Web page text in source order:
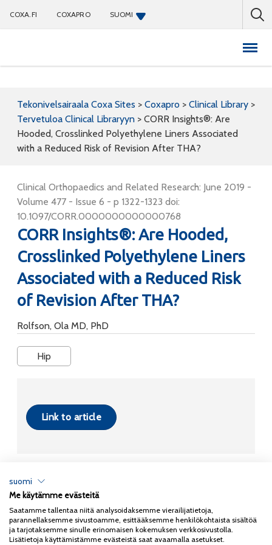
COXA.FI COXAPRO SUOMI
Tekonivelsairaala Coxa Sites > Coxapro > Clinical Library >
Tervetuloa Clinical Libraryyn > CORR Insights®: Are
Hooded, Crosslinked Polyethylene Liners Associated
with a Reduced Risk of Revision After THA?
Clinical Orthopaedics and Related Research: June 2019 -
Volume 477 - Issue 6 - p 1322-1323 doi:
10.1097/CORR.0000000000000768
CORR Insights®: Are Hooded,
Crosslinked Polyethylene Liners
Associated with a Reduced Risk
of Revision After THA?
Rolfson, Ola MD, PhD
Hip
Link to article
Copyright 2026Coxa
Tietosuojaseloste
suomi
Me käytämme evästeitä
Saatamme tallentaa niitä analysoidaksemme vierailijatietoja,
parannellaksemme sivustoamme, esittääksemme henkilökohtaista sisältöä
ja tarjotaksemme sinulle erinomaisen kokemuksen verkkosivustolla.
Lisätietoja käyttämistämme evästeistä saat avaamalla asetukset.